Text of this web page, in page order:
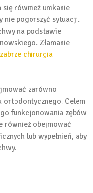
się również unikanie
nie pogorszyć sytuacji.
na podstawie
Złamanie
zabrze chirurgia
zarówno
ortodontycznego. Celem
funkcjonowania zębów
również obejmować
lub wypełnień, aby